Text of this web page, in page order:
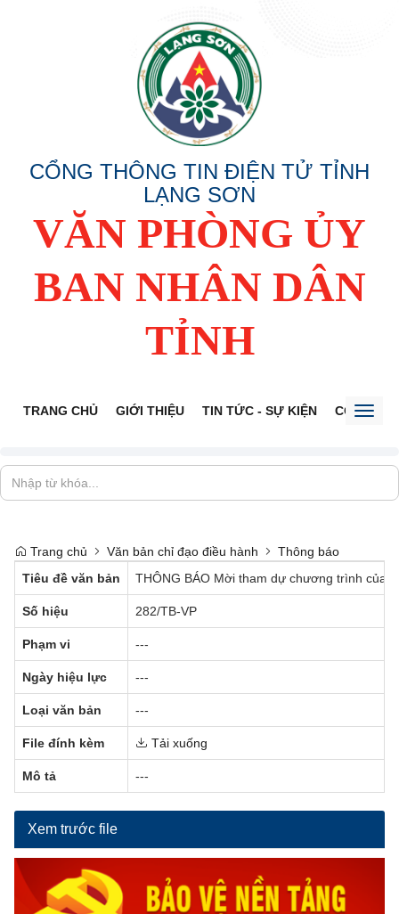
CỔNG THÔNG TIN ĐIỆN TỬ TỈNH
LẠNG SƠN
VĂN PHÒNG ỦY
BAN NHÂN DÂN
TỈNH
TRANG CHỦ GIỚI THIỆU TIN TỨC - SỰ KIỆN CỔNG
Trang chủ Văn bản chỉ đạo điều hành
Thông báo
Tiêu đề văn bản
THÔNG BÁO Mời tham dự chương trình của
Số hiệu 282/TB-VP
Phạm vi ---
Ngày hiệu lực ---
Loại văn bản ---
File đính kèm Tải xuống
Mô tả ---
Xem trước file